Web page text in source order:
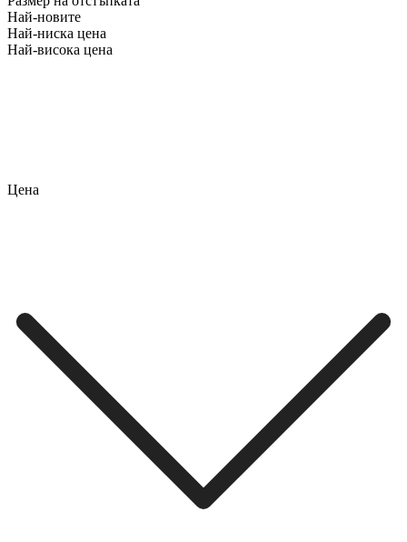
Най-новите
Най-ниска цена
Най-висока цена
Цена